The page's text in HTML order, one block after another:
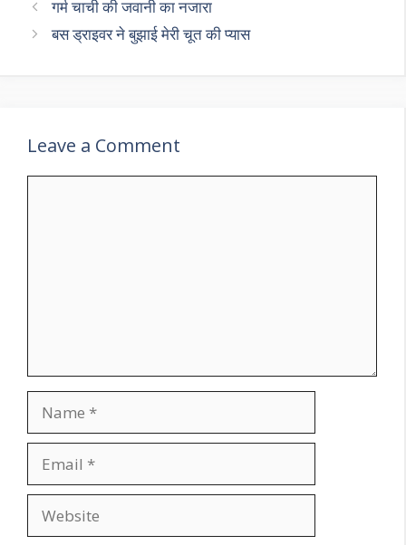
गर्म चाची की जवानी का नजारा
बस ड्राइवर ने बुझाई मेरी चूत की प्यास
Leave a Comment